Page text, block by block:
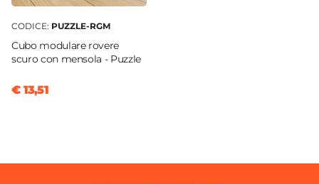
CODICE: PUZZLE-RGM
Cubo modulare rovere
scuro con mensola - Puzzle
€ 13,51